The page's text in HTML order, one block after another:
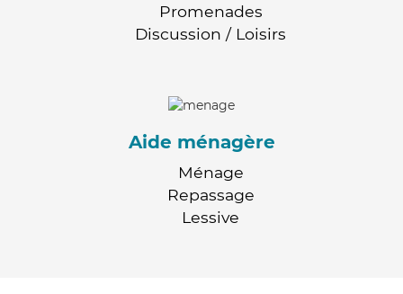
Promenades
Discussion / Loisirs
Aide ménagère
Ménage
Repassage
Lessive